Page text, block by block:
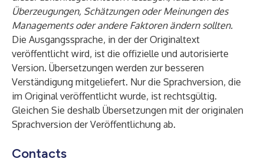
Überzeugungen, Schätzungen oder Meinungen des
Managements oder andere Faktoren ändern sollten.
Die Ausgangssprache, in der der Originaltext
veröffentlicht wird, ist die offizielle und autorisierte
Version. Übersetzungen werden zur besseren
Verständigung mitgeliefert. Nur die Sprachversion, die
im Original veröffentlicht wurde, ist rechtsgültig.
Gleichen Sie deshalb Übersetzungen mit der originalen
Sprachversion der Veröffentlichung ab.
Contacts